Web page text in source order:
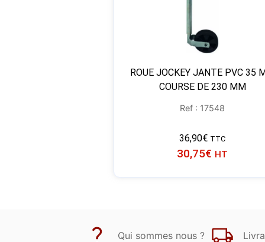
ROUE JOCKEY JANTE PVC 35
COURSE DE 230 MM
Ref : 17548
36,90€ TTC
30,75€ HT
Qui sommes nous ?